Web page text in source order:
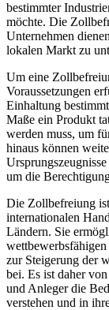
bestimmter
möchte. Die
Unternehmen
lokalen Markt zu
Um eine
Voraussetzungen
Einhaltung
Maße ein Produkt
werden muss, um
hinaus können
um die
Die Zollbefreiung
internationalen
Ländern. Sie
zur Steigerung der
bei. Es ist daher
und Anleger die
verstehen und in